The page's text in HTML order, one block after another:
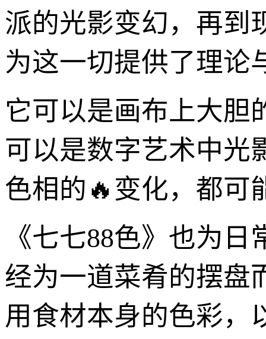
派的光影变幻，再到
为这一切提供了理论
它可以是画布上大胆
可以是数字艺术中光
色相的🔥变化，都可
《七七88色》也为
经为一道菜肴的摆盘
用食材本身的色彩，